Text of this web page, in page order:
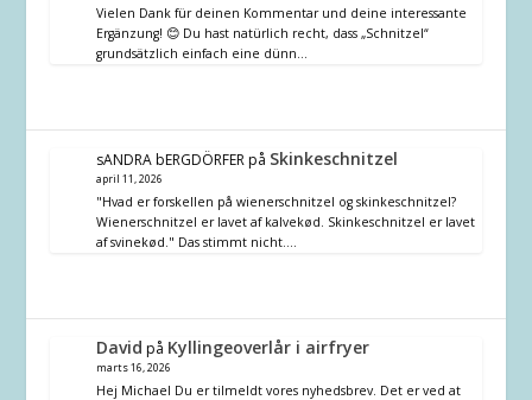
Vielen Dank für deinen Kommentar und deine interessante
Ergänzung! 😊 Du hast natürlich recht, dass „Schnitzel“
grundsätzlich einfach eine dünn…
sANDRA bERGDÖRFERpå Skinkeschnitzel
april 11, 2026
"Hvad er forskellen på wienerschnitzel og skinkeschnitzel?
Wienerschnitzel er lavet af kalvekød. Skinkeschnitzel er lavet
af svinekød." Das stimmt nicht.…
David på Kyllingeoverlår i airfryer
marts 16, 2026
Hej Michael Du er tilmeldt vores nyhedsbrev. Det er ved at